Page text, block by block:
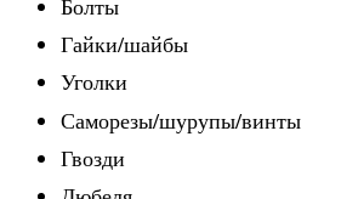
Болты
Гайки/шайбы
Уголки
Саморезы/шурупы/винты
Гвозди